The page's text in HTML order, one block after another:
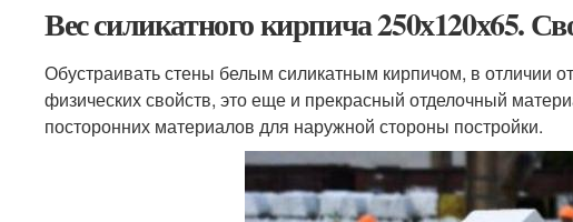
Вес силикатного кирпича 250х120х65.
Обустраивать стены белым силикатным кирпичом, в отличии
физических свойств, это еще и прекрасный отделочный
посторонних материалов для наружной стороны постройки.